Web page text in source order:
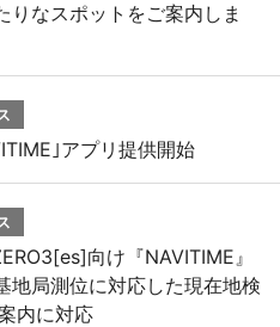
りなスポットをご案内しま
｣アプリ提供開始
向け『NAVITIME』
地局測位に対応した現在地検
内に対応